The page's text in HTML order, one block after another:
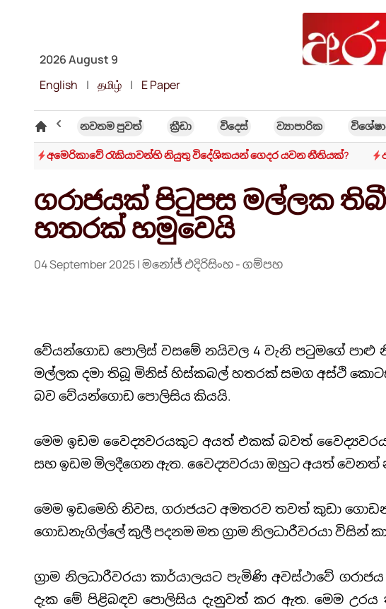
2026 August 9
English
| தமிழ் | E Paper
විශේෂ ලිිපි නවතම පුවත් ක්‍රී​ඩා විදෙස් ව්‍යාපාරික
අමෙරිකාවේ රැකියාවන්හි නියුතු විදේශිකයන් ගෙදර යවන නීතියක්?
ගරාජයක් පිටුපස මල්ලක
හතරක් හමුවෙයි
04 September 2025| මනෝජ් එදිරිසිංහ - ගම්පහ
වේයන්ගොඩ පොලිස් වසමේ නයිවල 4 වැනි පටුමගේ පාළු
මල්ලක දමා තිබූ මිනිස් හිස්කබල් හතරක් සමග අස්ථි
බව වේයන්ගොඩ ‍පොලිසිය කියයි.
මෙම ඉඩම වෛද්‍යවරයකුට අයත් එකක් බවත්
සහ ඉඩම මිලදීගෙන ඇත. වෛද්‍යවරයා ඔහුට අයත් වෙනත්
මෙම ඉඩමෙහි නිවස, ගරාජයට අමතරව තවත් කුඩා
ගොඩනැගිල්ලේ කුලී පදනම මත ග්‍රාම නිලධාරීවරයා විසින්
ග්‍රාම නිලධාරීවරයා කාර්යාලයට පැමිණි අවස්ථාවේ
දැක මේ පිළිබඳව පොලිසිය දැනුවත් කර ඇත. මෙම